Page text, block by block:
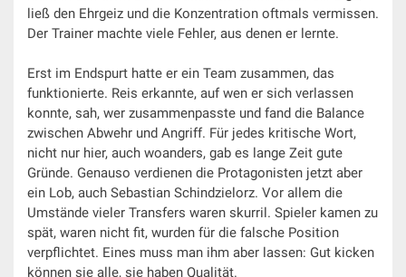
ließ den Ehrgeiz und die Konzentration oftmals vermissen.
Der Trainer machte viele Fehler, aus denen er lernte.
Erst im Endspurt hatte er ein Team zusammen, das
funktionierte. Reis erkannte, auf wen er sich verlassen
konnte, sah, wer zusammenpasste und fand die Balance
zwischen Abwehr und Angriff. Für jedes kritische Wort,
nicht nur hier, auch woanders, gab es lange Zeit gute
Gründe. Genauso verdienen die Protagonisten jetzt aber
ein Lob, auch Sebastian Schindzielorz. Vor allem die
Umstände vieler Transfers waren skurril. Spieler kamen zu
spät, waren nicht fit, wurden für die falsche Position
verpflichtet. Eines muss man ihm aber lassen: Gut kicken
können sie alle, sie haben Qualität.